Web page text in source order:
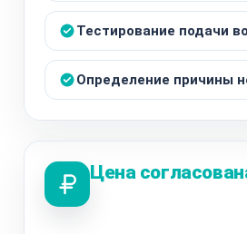
Тестирование подачи
Определение причины
Цена